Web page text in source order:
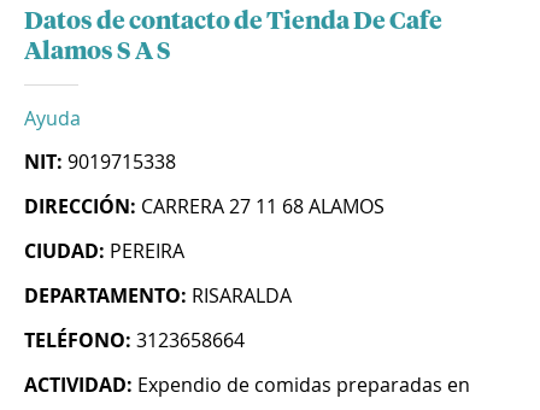
Datos de contacto de Tienda De Cafe
Alamos S A S
Ayuda
NIT: 9019715338
DIRECCIÓN: CARRERA 27 11 68 ALAMOS
CIUDAD: PEREIRA
DEPARTAMENTO: RISARALDA
TELÉFONO: 3123658664
ACTIVIDAD: Expendio de comidas preparadas en